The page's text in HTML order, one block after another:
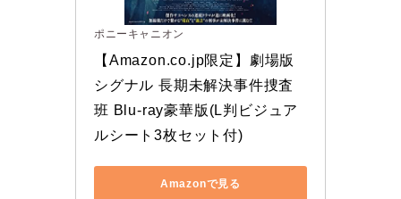
ポニーキャニオン
【Amazon.co.jp限定】劇場版
シグナル 長期未解決事件捜査
班 Blu-ray豪華版(L判ビジュア
ルシート3枚セット付)
Amazonで見る